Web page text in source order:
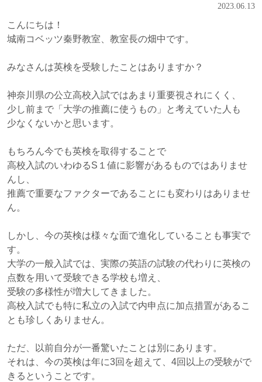
2023.06.13
こんにちは！
城南コベッツ秦野教室、教室長の畑中です。
みなさんは英検を受験したことはありますか？
神奈川県の公立高校入試ではあまり重要視されにくく、
少し前まで「大学の推薦に使うもの」と考えていた人も
少なくないかと思います。
もちろん今でも英検を取得することで
高校入試のいわゆるS１値に影響があるものではありませ
んし、
推薦で重要なファクターであることにも変わりはありませ
ん。
しかし、今の英検は様々な面で進化していることも事実で
す。
大学の一般入試では、実際の英語の試験の代わりに英検の
点数を用いて受験できる学校も増え、
受験の多様性が増大してきました。
高校入試でも特に私立の入試で内申点に加点措置があるこ
とも珍しくありません。
ただ、以前自分が一番驚いたことは別にあります。
それは、今の英検は年に3回を超えて、4回以上の受験がで
きるということです。